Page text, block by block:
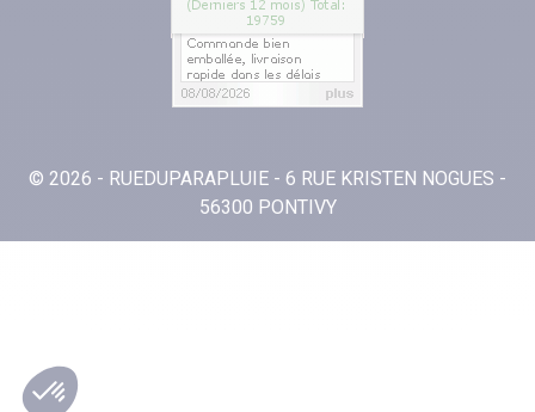
© 2026 - RUEDUPARAPLUIE - 6 RUE KRISTEN NOGUES -
56300 PONTIVY